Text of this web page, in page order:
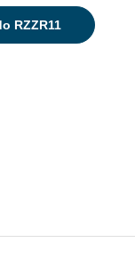
RZZR11